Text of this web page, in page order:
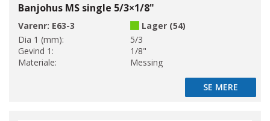
Banjohus MS single 5/3×1/8"
Varenr: E63-3
Lager (54)
Dia 1 (mm):
5/3
Gevind 1:
1/8"
Materiale:
Messing
SE MERE
SE MERE